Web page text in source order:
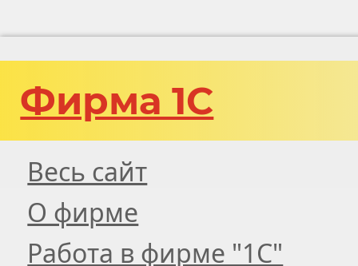
Фирма 1С
Весь сайт
О фирме
Работа в фирме "1С"